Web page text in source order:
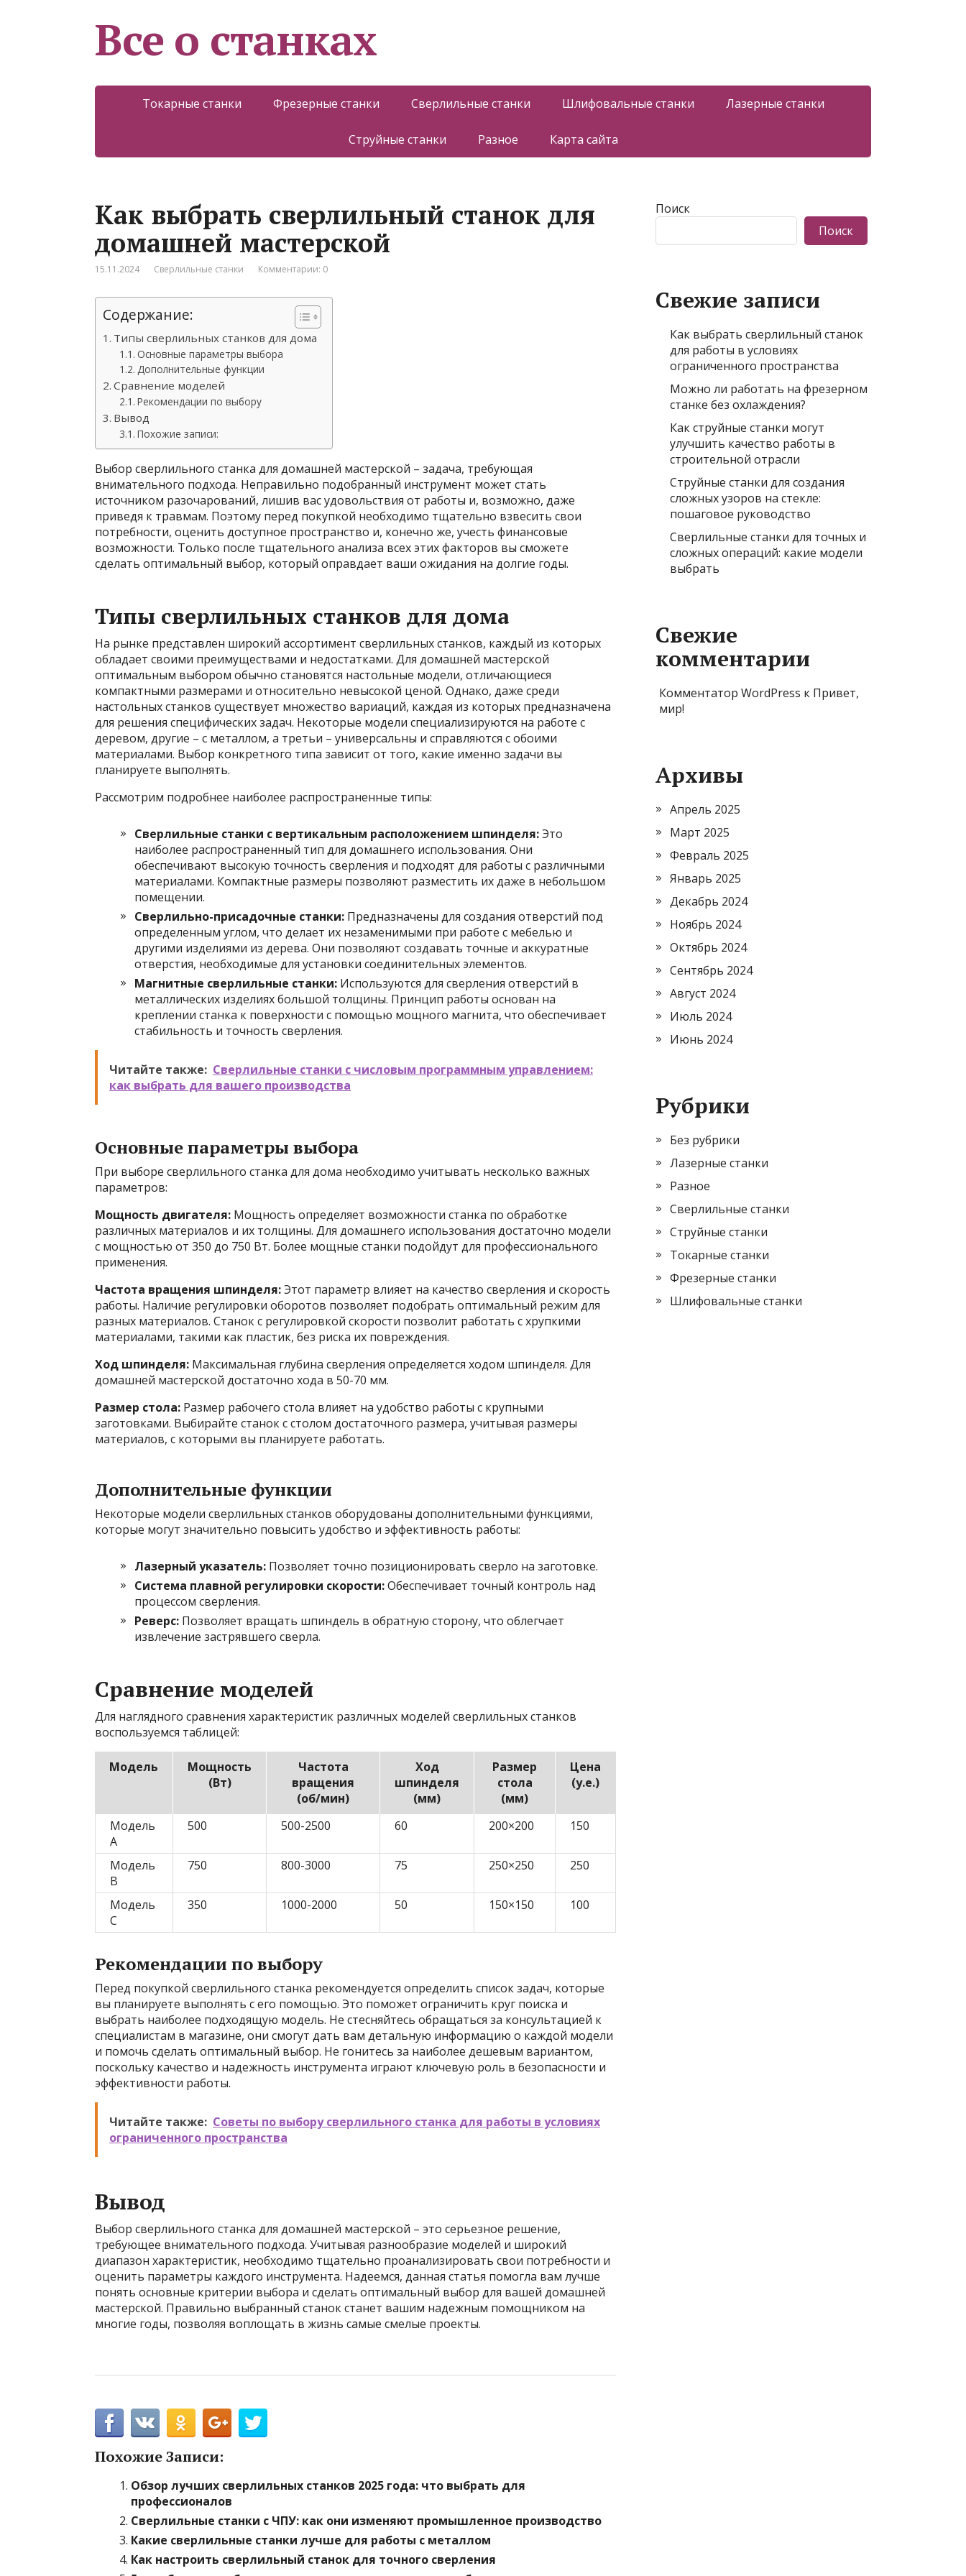
Все о станках
Токарные станки Фрезерные станки Сверлильные станки Шлифовальные станки Лазерные станки
Струйные станки Разное Карта сайта
Как выбрать сверлильный станок для
домашней мастерской
15.11.2024 Сверлильные станки Комментарии: 0
Содержание:
Типы сверлильных станков для дома
Основные параметры выбора
Дополнительные функции
Сравнение моделей
Рекомендации по выбору
Вывод
Похожие записи:
Выбор сверлильного станка для домашней мастерской – задача, требующая
внимательного подхода. Неправильно подобранный инструмент может стать
источником разочарований, лишив вас удовольствия от работы и, возможно, даже
приведя к травмам. Поэтому перед покупкой необходимо тщательно взвесить свои
потребности, оценить доступное пространство и, конечно же, учесть финансовые
возможности. Только после тщательного анализа всех этих факторов вы сможете
сделать оптимальный выбор, который оправдает ваши ожидания на долгие годы.
Типы сверлильных станков для дома
На рынке представлен широкий ассортимент сверлильных станков, каждый из которых
обладает своими преимуществами и недостатками. Для домашней мастерской
оптимальным выбором обычно становятся настольные модели, отличающиеся
компактными размерами и относительно невысокой ценой. Однако, даже среди
настольных станков существует множество вариаций, каждая из которых предназначена
для решения специфических задач. Некоторые модели специализируются на работе с
деревом, другие – с металлом, а третьи – универсальны и справляются с обоими
материалами. Выбор конкретного типа зависит от того, какие именно задачи вы
планируете выполнять.
Рассмотрим подробнее наиболее распространенные типы:
Сверлильные станки с вертикальным расположением шпинделя:Это
наиболее распространенный тип для домашнего использования. Они
обеспечивают высокую точность сверления и подходят для работы с различными
материалами. Компактные размеры позволяют разместить их даже в небольшом
помещении.
Сверлильно-присадочные станки: Предназначены для создания отверстий под
определенным углом, что делает их незаменимыми при работе с мебелью и
другими изделиями из дерева. Они позволяют создавать точные и аккуратные
отверстия, необходимые для установки соединительных элементов.
Магнитные сверлильные станки: Используются для сверления отверстий в
металлических изделиях большой толщины. Принцип работы основан на
креплении станка к поверхности с помощью мощного магнита, что обеспечивает
стабильность и точность сверления.
Читайте также: Сверлильные станки с числовым программным управлением:
как выбрать для вашего производства
Основные параметры выбора
При выборе сверлильного станка для дома необходимо учитывать несколько важных
параметров:
Мощность двигателя: Мощность определяет возможности станка по обработке
различных материалов и их толщины. Для домашнего использования достаточно модели
с мощностью от 350 до 750 Вт. Более мощные станки подойдут для профессионального
применения.
Частота вращения шпинделя:Этот параметр влияет на качество сверления и скорость
работы. Наличие регулировки оборотов позволяет подобрать оптимальный режим для
разных материалов. Станок с регулировкой скорости позволит работать с хрупкими
материалами, такими как пластик, без риска их повреждения.
Ход шпинделя: Максимальная глубина сверления определяется ходом шпинделя. Для
домашней мастерской достаточно хода в 50-70 мм.
Размер стола: Размер рабочего стола влияет на удобство работы с крупными
заготовками. Выбирайте станок с столом достаточного размера, учитывая размеры
материалов, с которыми вы планируете работать.
Дополнительные функции
Некоторые модели сверлильных станков оборудованы дополнительными функциями,
которые могут значительно повысить удобство и эффективность работы:
Лазерный указатель: Позволяет точно позиционировать сверло на заготовке.
Система плавной регулировки скорости:Обеспечивает точный контроль над
процессом сверления.
Реверс: Позволяет вращать шпиндель в обратную сторону, что облегчает
извлечение застрявшего сверла.
Сравнение моделей
Для наглядного сравнения характеристик различных моделей сверлильных станков
воспользуемся таблицей:
Модель
Мощность
(Вт)
Частота
вращения
(об/мин)
Ход
шпинделя
(мм)
Размер
стола
(мм)
Цена
(у.е.)
Модель
A
500 500-2500 60 200×200 150
Модель
B
750 800-3000 75 250×250 250
Модель
C
350 1000-2000 50 150×150 100
Рекомендации по выбору
Перед покупкой сверлильного станка рекомендуется определить список задач, которые
вы планируете выполнять с его помощью. Это поможет ограничить круг поиска и
выбрать наиболее подходящую модель. Не стесняйтесь обращаться за консультацией к
специалистам в магазине, они смогут дать вам детальную информацию о каждой модели
и помочь сделать оптимальный выбор. Не гонитесь за наиболее дешевым вариантом,
поскольку качество и надежность инструмента играют ключевую роль в безопасности и
эффективности работы.
Читайте также: Советы по выбору сверлильного станка для работы в условиях
ограниченного пространства
Вывод
Выбор сверлильного станка для домашней мастерской – это серьезное решение,
требующее внимательного подхода. Учитывая разнообразие моделей и широкий
диапазон характеристик, необходимо тщательно проанализировать свои потребности и
оценить параметры каждого инструмента. Надеемся, данная статья помогла вам лучше
понять основные критерии выбора и сделать оптимальный выбор для вашей домашней
мастерской. Правильно выбранный станок станет вашим надежным помощником на
многие годы, позволяя воплощать в жизнь самые смелые проекты.
Похожие Записи:
Обзор лучших сверлильных станков 2025 года: что выбрать для
профессионалов
Сверлильные станки с ЧПУ: как они изменяют промышленное производство
Какие сверлильные станки лучше для работы с металлом
Как настроить сверлильный станок для точного сверления
Поиск
Поиск
Свежие записи
Как выбрать сверлильный станок
для работы в условиях
ограниченного пространства
Можно ли работать на фрезерном
станке без охлаждения?
Как струйные станки могут
улучшить качество работы в
строительной отрасли
Струйные станки для создания
сложных узоров на стекле:
пошаговое руководство
Сверлильные станки для точных и
сложных операций: какие модели
выбрать
Свежие
комментарии
Комментатор WordPress к Привет,
мир!
Архивы
Апрель 2025
Март 2025
Февраль 2025
Январь 2025
Декабрь 2024
Ноябрь 2024
Октябрь 2024
Сентябрь 2024
Август 2024
Июль 2024
Июнь 2024
Рубрики
Без рубрики
Лазерные станки
Разное
Сверлильные станки
Струйные станки
Токарные станки
Фрезерные станки
Шлифовальные станки